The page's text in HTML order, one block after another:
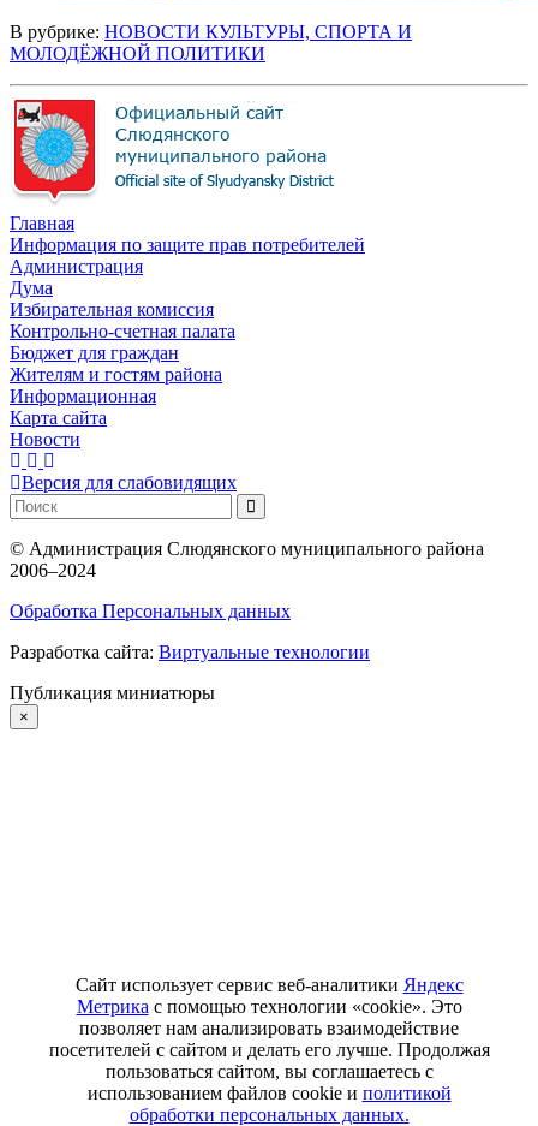
В рубрике: НОВОСТИ КУЛЬТУРЫ, СПОРТА И
МОЛОДЁЖНОЙ ПОЛИТИКИ
Главная
Информация по защите прав потребителей
Администрация
Дума
Избирательная комиссия
Контрольно-счетная палата
Бюджет для граждан
Жителям и гостям района
Информационная
Карта сайта
Новости
Версия для слабовидящих
© Администрация Слюдянского муниципального района
2006–2024
Обработка Персональных данных
Разработка сайта: Виртуальные технологии
Публикация миниатюры
×
Сайт использует сервис веб-аналитики Яндекс
Метрика с помощью технологии «cookie». Это
позволяет нам анализировать взаимодействие
посетителей с сайтом и делать его лучше. Продолжая
пользоваться сайтом, вы соглашаетесь с
использованием файлов cookie и политикой
обработки персональных данных.